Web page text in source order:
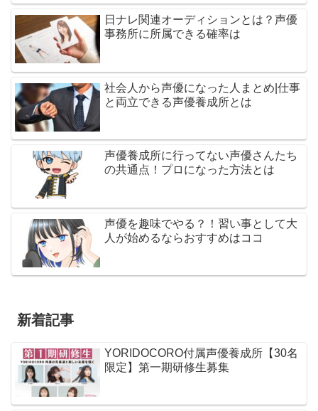
日ナレ関連オーディションとは？声優
事務所に所属できる確率は
社会人から声優になった人まとめ|仕事
と両立できる声優養成所とは
声優養成所に行ってない声優さんたち
の共通点！プロになった方法とは
声優を趣味でやる？！習い事として大
人が始めるならおすすめはココ
新着記事
YORIDOCORO付属声優養成所【30名
限定】第一期研修生募集